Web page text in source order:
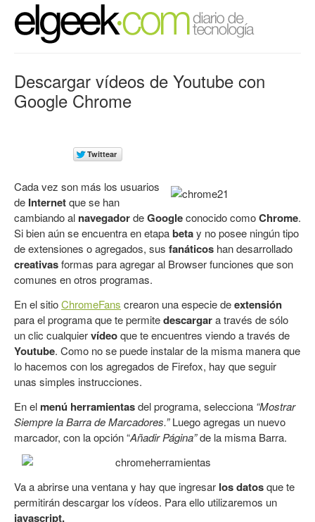
Descargar vídeos de Youtube con
Google Chrome
Cada vez son más los usuarios
de Internetque se han
cambiando al navegadordeGoogleconocido comoChrome.
Si bien aún se encuentra en etapabetay no posee ningún tipo
de extensiones o agregados, sus fanáticos han desarrollado
creativasformas para agregar al Browserfunciones que son
comunes en otros programas.
En el sitioChromeFans crearon una especie deextensión
para el programa que te permitedescargara través de sólo
un clic cualquiervídeoque te encuentres viendo a través de
Youtube. Como no se puede instalar de la misma manera que
lo hacemos con los agregados de Firefox, hay que seguir
unas simples instrucciones.
En el menú herramientasdel programa, selecciona “Mostrar
Siempre la Barra de Marcadores.”Luego agregas un nuevo
marcador, con la opción “Añadir Página”de la misma Barra.
Va a abrirse una ventana y hay que ingresar los datosque te
permitirán descargar los vídeos. Para ello utilizaremos un
javascript.